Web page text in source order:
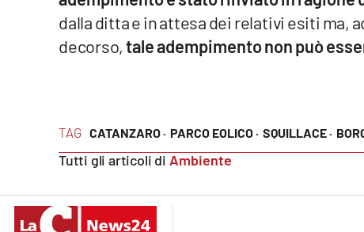
Vai
TAG CATANZARO · PARCO EOLICO · SQUILLACE ·
Tutti gli articoli di Ambiente
dalla ditta e in attesa dei relativi esiti ma,
decorso,tale adempimento non può